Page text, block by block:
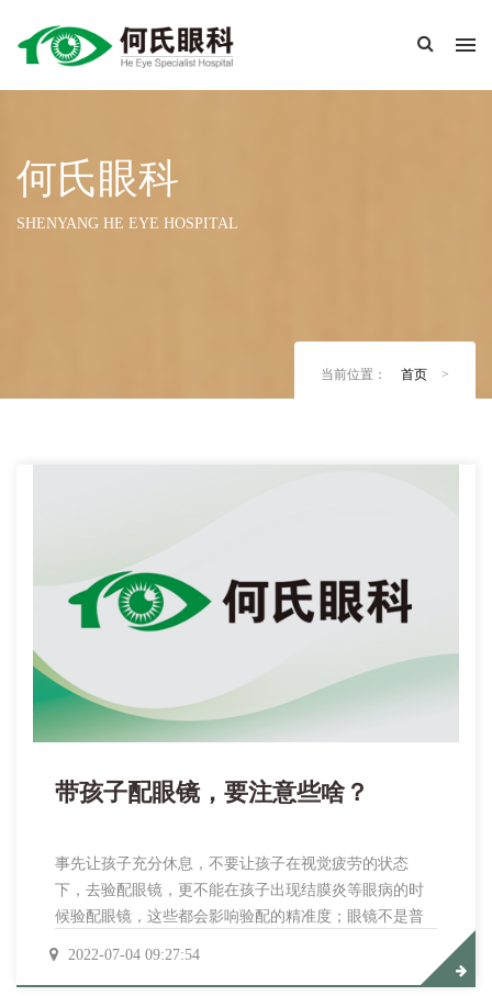
何氏眼科
SHENYANG HE EYE HOSPITAL
当前位置： 首页 >
带孩子配眼镜，要注意些啥？
事先让孩子充分休息，不要让孩子在视觉疲劳的状态
下，去验配眼镜，更不能在孩子出现结膜炎等眼病的时
候验配眼镜，这些都会影响验配的精准度；眼镜不是普
2022-07-04 09:27:54